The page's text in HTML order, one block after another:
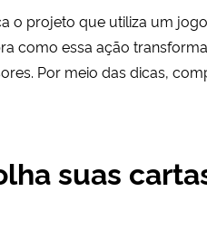
o projeto que utiliza um
como essa ação
Por meio das dicas,
suas